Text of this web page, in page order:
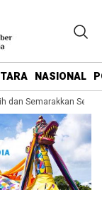
NASIONAL
Semarakkan